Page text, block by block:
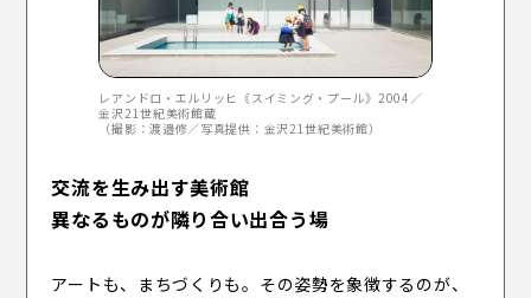
レアンドロ・エルリッヒ《スイミング・プール》2004／
金沢21世紀美術館蔵
（撮影：渡邉修／写真提供：金沢21世紀美術館）
交流を生み出す美術館
異なるものが隣り合い出合う場
アートも、まちづくりも。その姿勢を象徴するのが、